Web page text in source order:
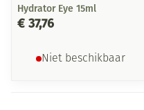
Hydrator Eye 15ml
€ 37,76
Niet beschikbaar